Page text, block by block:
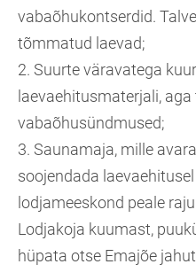
vabaõhukontserdid.
tõmmatud laevad;
2. Suurte väravatega
laevaehitusmaterjali,
vabaõhusündmused;
3. Saunamaja, mille
soojendada
lodjameeskond peale
Lodjakoja kuumast,
hüpata otse Emajõe